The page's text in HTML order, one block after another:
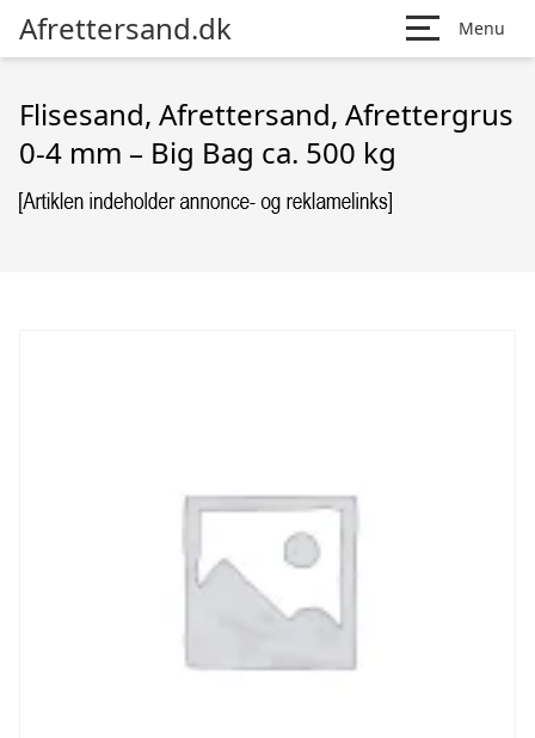
Afrettersand.dk Menu
Flisesand, Afrettersand, Afrettergrus
0-4 mm – Big Bag ca. 500 kg